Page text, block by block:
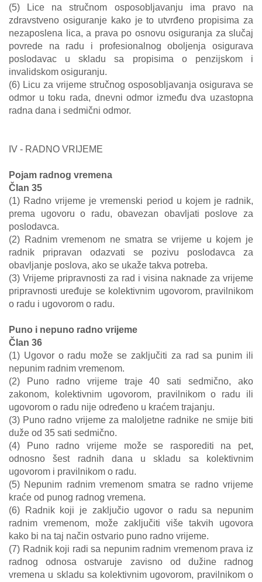
(5) Lice na stručnom osposobljavanju ima pravo na
zdravstveno osiguranje kako je to utvrđeno propisima za
nezaposlena lica, a prava po osnovu osiguranja za slučaj
povrede na radu i profesionalnog oboljenja osigurava
poslodavac u skladu sa propisima o penzijskom i
invalidskom osiguranju.
(6) Licu za vrijeme stručnog osposobljavanja osigurava se
odmor u toku rada, dnevni odmor između dva uzastopna
radna dana i sedmični odmor.
IV - RADNO VRIJEME
Pojam radnog vremena
Član 35
(1) Radno vrijeme je vremenski period u kojem je radnik,
prema ugovoru o radu, obavezan obavljati poslove za
poslodavca.
(2) Radnim vremenom ne smatra se vrijeme u kojem je
radnik pripravan odazvati se pozivu poslodavca za
obavljanje poslova, ako se ukaže takva potreba.
(3) Vrijeme pripravnosti za rad i visina naknade za vrijeme
pripravnosti uređuje se kolektivnim ugovorom, pravilnikom
o radu i ugovorom o radu.
Puno i nepuno radno vrijeme
Član 36
(1) Ugovor o radu može se zaključiti za rad sa punim ili
nepunim radnim vremenom.
(2) Puno radno vrijeme traje 40 sati sedmično, ako
zakonom, kolektivnim ugovorom, pravilnikom o radu ili
ugovorom o radu nije određeno u kraćem trajanju.
(3) Puno radno vrijeme za maloljetne radnike ne smije biti
duže od 35 sati sedmično.
(4) Puno radno vrijeme može se rasporediti na pet,
odnosno šest radnih dana u skladu sa kolektivnim
ugovorom i pravilnikom o radu.
(5) Nepunim radnim vremenom smatra se radno vrijeme
kraće od punog radnog vremena.
(6) Radnik koji je zaključio ugovor o radu sa nepunim
radnim vremenom, može zaključiti više takvih ugovora
kako bi na taj način ostvario puno radno vrijeme.
(7) Radnik koji radi sa nepunim radnim vremenom prava iz
radnog odnosa ostvaruje zavisno od dužine radnog
vremena u skladu sa kolektivnim ugovorom, pravilnikom o